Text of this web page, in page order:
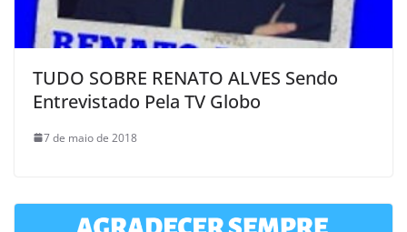
TUDO SOBRE RENATO ALVES Sendo
Entrevistado Pela TV Globo
7 de maio de 2018